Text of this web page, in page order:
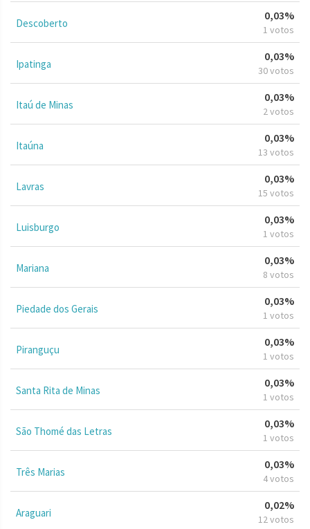
Descoberto
0,03%
1 votos
Ipatinga
0,03%
30 votos
Itaú de Minas
0,03%
2 votos
Itaúna
0,03%
13 votos
Lavras
0,03%
15 votos
Luisburgo
0,03%
1 votos
Mariana
0,03%
8 votos
Piedade dos Gerais
0,03%
1 votos
Piranguçu
0,03%
1 votos
Santa Rita de Minas
0,03%
1 votos
São Thomé das Letras
0,03%
1 votos
Três Marias
0,03%
4 votos
Araguari
0,02%
12 votos